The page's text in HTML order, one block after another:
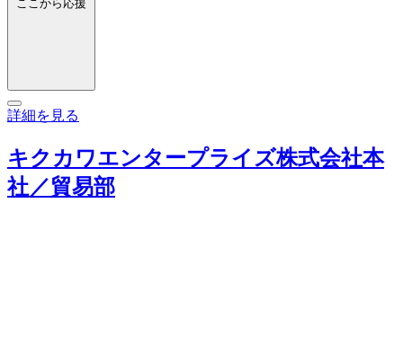
ここから応援
詳細を見る
キクカワエンタープライズ株式会社本
社／貿易部